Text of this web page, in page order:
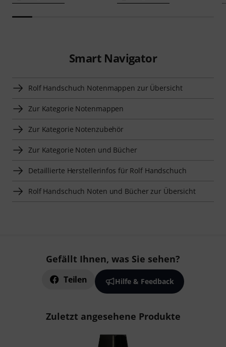
Smart Navigator
Rolf Handschuch Notenmappen zur Übersicht
Zur Kategorie Notenmappen
Zur Kategorie Notenzubehör
Zur Kategorie Noten und Bücher
Detaillierte Herstellerinfos für Rolf Handschuch
Rolf Handschuch Noten und Bücher zur Übersicht
Gefällt Ihnen, was Sie sehen?
Teilen Hilfe & Feedback
Zuletzt angesehene Produkte